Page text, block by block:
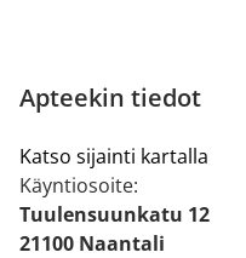
Apteekin tiedot
Katso sijainti kartalla
Käyntiosoite:
Tuulensuunkatu 12
21100 Naantali